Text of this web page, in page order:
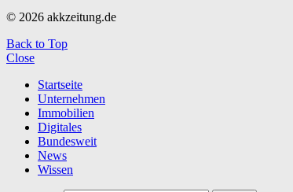
© 2026 akkzeitung.de
Back to Top
Close
Startseite
Unternehmen
Immobilien
Digitales
Bundesweit
News
Wissen